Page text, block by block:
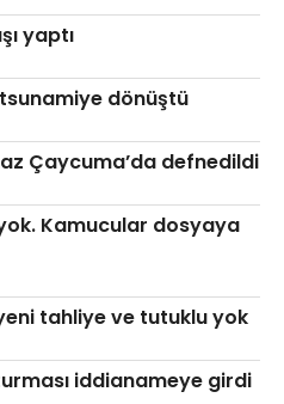
yaptı
dönüştü
Çaycuma’da defnedildi
Kamucular dosyaya
tahliye ve tutuklu yok
iddianameye girdi